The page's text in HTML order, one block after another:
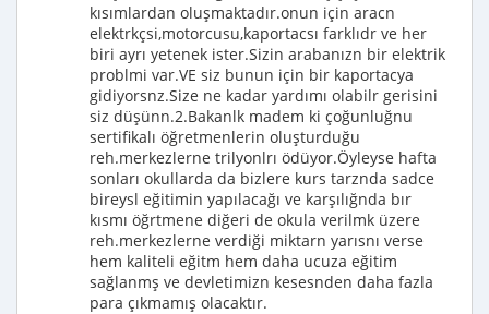
kısımlardan oluşmaktadır.onun için aracn
elektrkçsi,motorcusu,kaportacsı farklıdr ve her
biri ayrı yetenek ister.Sizin arabanızn bir elektrik
problmi var.VE siz bunun için bir kaportacya
gidiyorsnz.Size ne kadar yardımı olabilr gerisini
siz düşünn.2.Bakanlk madem ki çoğunluğnu
sertifikalı öğretmenlerin oluşturduğu
reh.merkezlerne trilyonlrı ödüyor.Öyleyse hafta
sonları okullarda da bizlere kurs tarznda sadce
bireysl eğitimin yapılacağı ve karşılığnda bır
kısmı öğrtmene diğeri de okula verilmk üzere
reh.merkezlerne verdiği miktarn yarısnı verse
hem kaliteli eğitm hem daha ucuza eğitim
sağlanmş ve devletimizn kesesnden daha fazla
para çıkmamış olacaktır.